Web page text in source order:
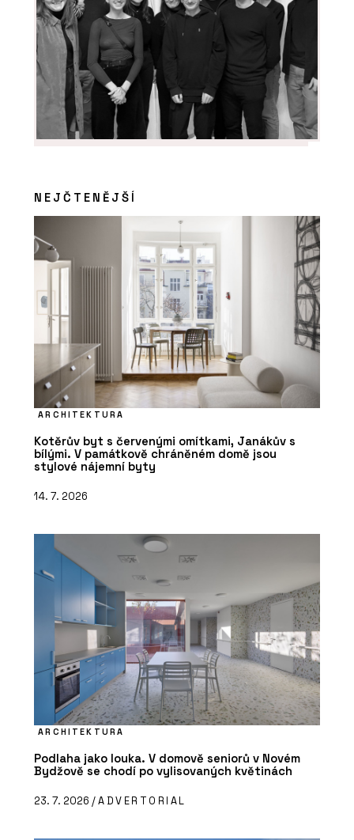
NEJČTENĚJŠÍ
ARCHITEKTURA
Kotěrův byt s červenými omítkami, Janákův s
bílými. V památkově chráněném domě jsou
stylové nájemní byty
14. 7. 2026
ARCHITEKTURA
Podlaha jako louka. V domově seniorů v Novém
Bydžově se chodí po vylisovaných květinách
23. 7. 2026 /ADVERTORIAL